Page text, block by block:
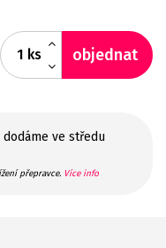
ks objednat
dodáme ve středu
přepravce. Více info